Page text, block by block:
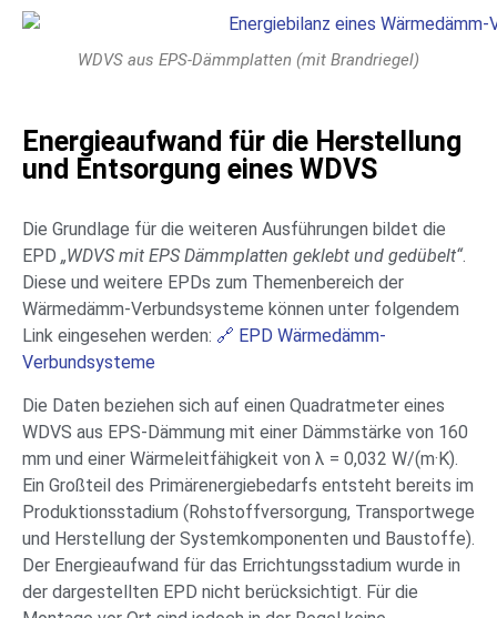
WDVS aus EPS-Dämmplatten (mit Brandriegel)
Energieaufwand für die Herstellung
und Entsorgung eines WDVS
Die Grundlage für die weiteren Ausführungen bildet die
EPD „WDVS mit EPS Dämmplatten geklebt und gedübelt“.
Diese und weitere EPDs zum Themenbereich der
Wärmedämm-Verbundsysteme können unter folgendem
Link eingesehen werden: 🔗 EPD Wärmedämm-
Verbundsysteme
Die Daten beziehen sich auf einen Quadratmeter eines
WDVS aus EPS-Dämmung mit einer Dämmstärke von 160
mm und einer Wärmeleitfähigkeit von λ = 0,032 W/(m·K).
Ein Großteil des Primärenergiebedarfs entsteht bereits im
Produktionsstadium (Rohstoffversorgung, Transportwege
und Herstellung der Systemkomponenten und Baustoffe).
Der Energieaufwand für das Errichtungsstadium wurde in
der dargestellten EPD nicht berücksichtigt. Für die